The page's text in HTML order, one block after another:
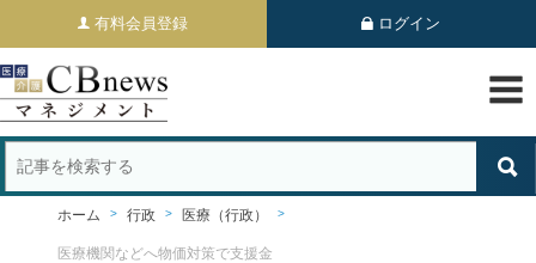
有料会員登録 ログイン
ホーム 行政 医療（行政）
医療機関などへ物価対策で支援金